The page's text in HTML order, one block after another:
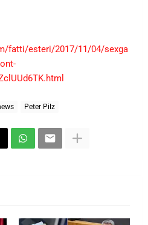
fatti/esteri/2017/11/04/sexga
Peter Pilz